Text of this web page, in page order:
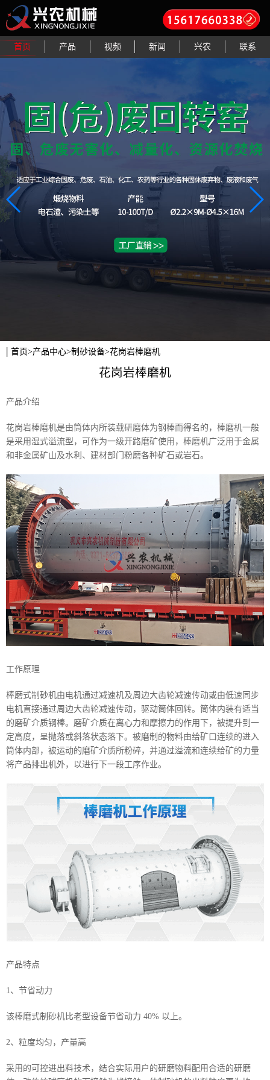
首页 产品 视频 新闻 兴农 联系
首页>产品中心>制砂设备>花岗岩棒磨机
花岗岩棒磨机
产品介绍
花岗岩棒磨机是由筒体内所装载研磨体为钢棒而得名的，棒磨机一般
是采用湿式溢流型，可作为一级开路磨矿使用，棒磨机广泛用于金属
和非金属矿山及水利、建材部门粉磨各种矿石或岩石。
工作原理
棒磨式制砂机由电机通过减速机及周边大齿轮减速传动或由低速同步
电机直接通过周边大齿轮减速传动，驱动筒体回转。筒体内装有适当
的磨矿介质钢棒。磨矿介质在离心力和摩擦力的作用下，被提升到一
定高度，呈抛落或斜落状态落下。被磨制的物料由给矿口连续的进入
筒体内部，被运动的磨矿介质所粉碎，并通过溢流和连续给矿的力量
将产品排出机外，以进行下一段工序作业。
产品特点
1、节省动力
该棒磨式制砂机比老型设备节省动力 40% 以上。
2、粒度均匀，产量高
采用的可控进出料技术，结合实际用户的研磨物料配用合适的研磨